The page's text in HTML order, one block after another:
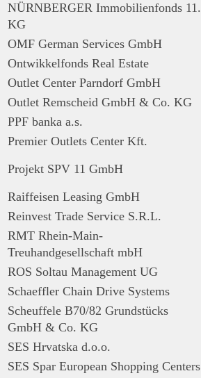
NÜRNBERGER Immobilienfonds 11.
KG
OMF German Services GmbH
Ontwikkelfonds Real Estate
Outlet Center Parndorf GmbH
Outlet Remscheid GmbH & Co. KG
PPF banka a.s.
Premier Outlets Center Kft.
Projekt SPV 11 GmbH
Raiffeisen Leasing GmbH
Reinvest Trade Service S.R.L.
RMT Rhein-Main-
Treuhandgesellschaft mbH
ROS Soltau Management UG
Schaeffler Chain Drive Systems
Scheuffele B70/82 Grundstücks
GmbH & Co. KG
SES Hrvatska d.o.o.
SES Spar European Shopping Centers